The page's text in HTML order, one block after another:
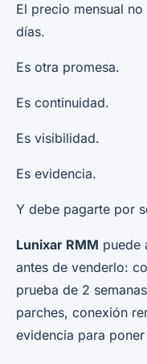
El precio mensual
días.
Es otra promesa.
Es continuidad.
Es visibilidad.
Es evidencia.
Y debe pagarte por
Lunixar RMM puede
antes de venderlo:
prueba de 2
parches, conexión
evidencia para